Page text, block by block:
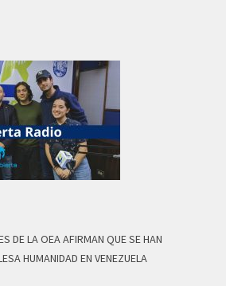
DE LA OEA AFIRMAN QUE SE HAN
HUMANIDAD EN VENEZUELA